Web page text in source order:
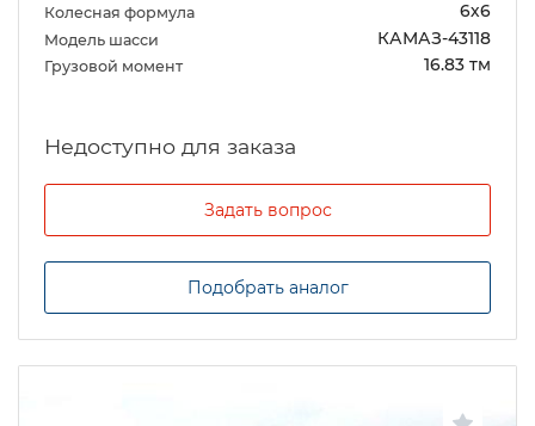
Колесная формула 6х6
Модель шасси КАМАЗ-43118
Грузовой момент 16.83 тм
Задать вопрос
Подобрать аналог